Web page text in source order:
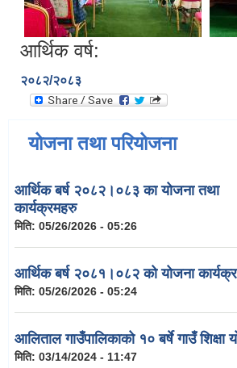
आर्थिक वर्ष:
२०८२/२०८३
योजना तथा परियोजना
आर्थिक बर्ष २०८२।०८३ का योजना तथा
कार्यक्रमहरु
मिति: 05/26/2026 - 05:26
आर्थिक बर्ष २०८१।०८२ को योजना
मिति: 05/26/2026 - 05:24
आलिताल गाउँपालिकाको १० बर्षे गाउँ शिक्षा
मिति: 03/14/2024 - 11:47